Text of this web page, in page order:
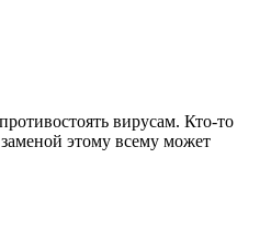
вирусам. Кто-то
этому всему может